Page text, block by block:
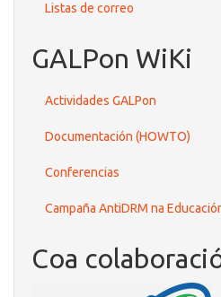
Listas de correo
GALPon WiKi
Actividades GALPon
Documentación (HOWTO)
Conferencias
Campaña AntiDRM na
Coa